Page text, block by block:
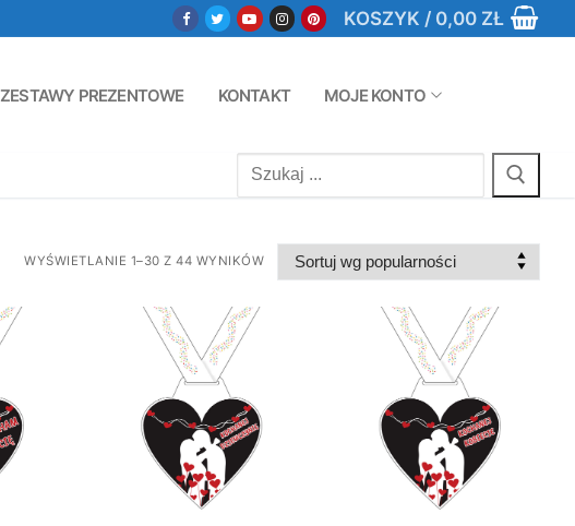
KOSZYK / 0,00 ZŁ
ZESTAWY PREZENTOWE KONTAKT MOJE KONTO
Szukaj:
WYŚWIETLANIE 1–30 Z 44 WYNIKÓW